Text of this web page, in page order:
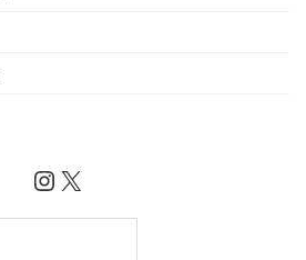
Instagram
X